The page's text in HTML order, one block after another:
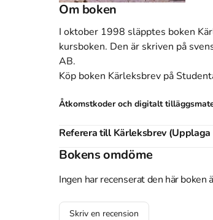
Om boken
I oktober 1998 släpptes boken
kursboken. Den är skriven på
AB.
Köp boken Kärleksbrev på
Åtkomstkoder och digitalt
Referera till Kärleksbrev (Upplaga
Harvard
Sparks, N. (1998).
Kärleksbrev. 1:a uppl.
Oxford
Sparks, Nicholas,Kärleksbrev
APA
Bokens omdöme
Ingen har recenserat den här boken
Skriv en recension